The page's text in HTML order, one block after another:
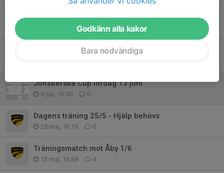
Info om 27 augusti Lindö FF - Malmö FF
2
Onsdagens träning 10/6
Jönsberska Cup lördag 13 juni
4 jun, 16:30 0
Dagens träning 25/5 - Hjälp behövs
25 maj, 16:19 0
Träningsmatch mot Åby 1/6
13 maj, 16:38 4
Godkänn alla kakor
Bara nödvändiga